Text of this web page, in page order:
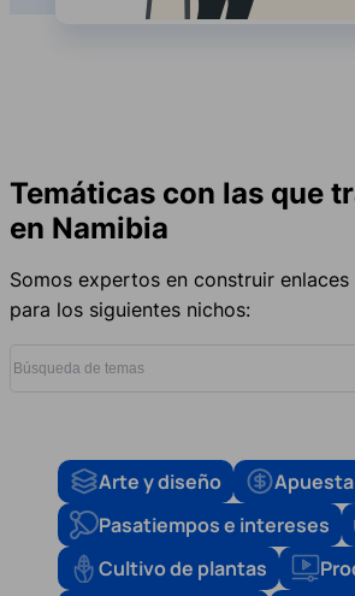
Temáticas con las que
en Namibia
Somos expertos en construir
para los siguientes nichos:
Arte y diseño Apuesta
Pasatiempos e intereses
Cultivo de plantas